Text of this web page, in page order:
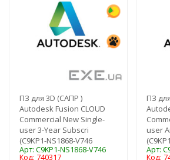
ПЗ для 3D (САПР )
Autodesk Fusion CLOUD
Commercial New Single-
user 3-Year Subscri
(C9KP1-NS1868-V746
Арт: C9KP1-NS1868-V746
Код: 740317
ПЗ
user
Арт:
Код: